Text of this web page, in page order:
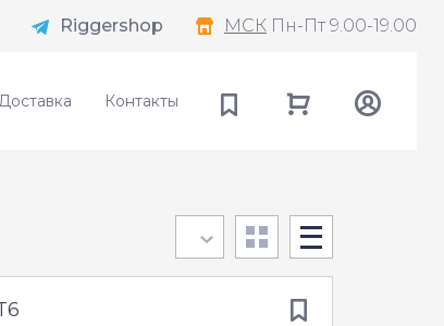
Riggershop МСК Пн-Пт 9.00-19.00
Доставка Контакты